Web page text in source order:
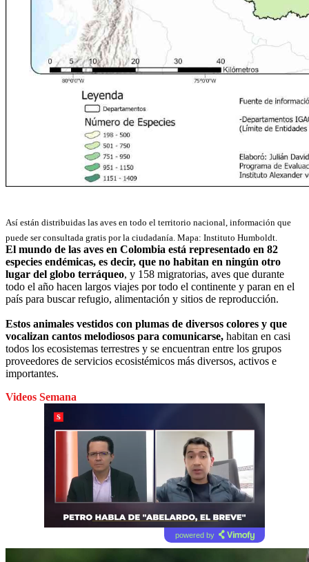
Así están distribuidas las aves en todo el territorio nacional, información que
puede ser consultada gratis por la ciudadanía. Mapa: Instituto Humboldt.
El mundo de las aves en Colombia está representado en 82
especies endémicas, es decir, que no habitan en ningún otro
lugar del globo terráqueo, y 158 migratorias, aves que durante
todo el año hacen largos viajes por todo el continente y paran en el
país para buscar refugio, alimentación y sitios de reproducción.
Estos animales vestidos con plumas de diversos colores y que
vocalizan cantos melodiosos para comunicarse, habitan en casi
todos los ecosistemas terrestres y se encuentran entre los grupos
proveedores de servicios ecosistémicos más diversos, activos e
importantes.
Videos Semana
powered by